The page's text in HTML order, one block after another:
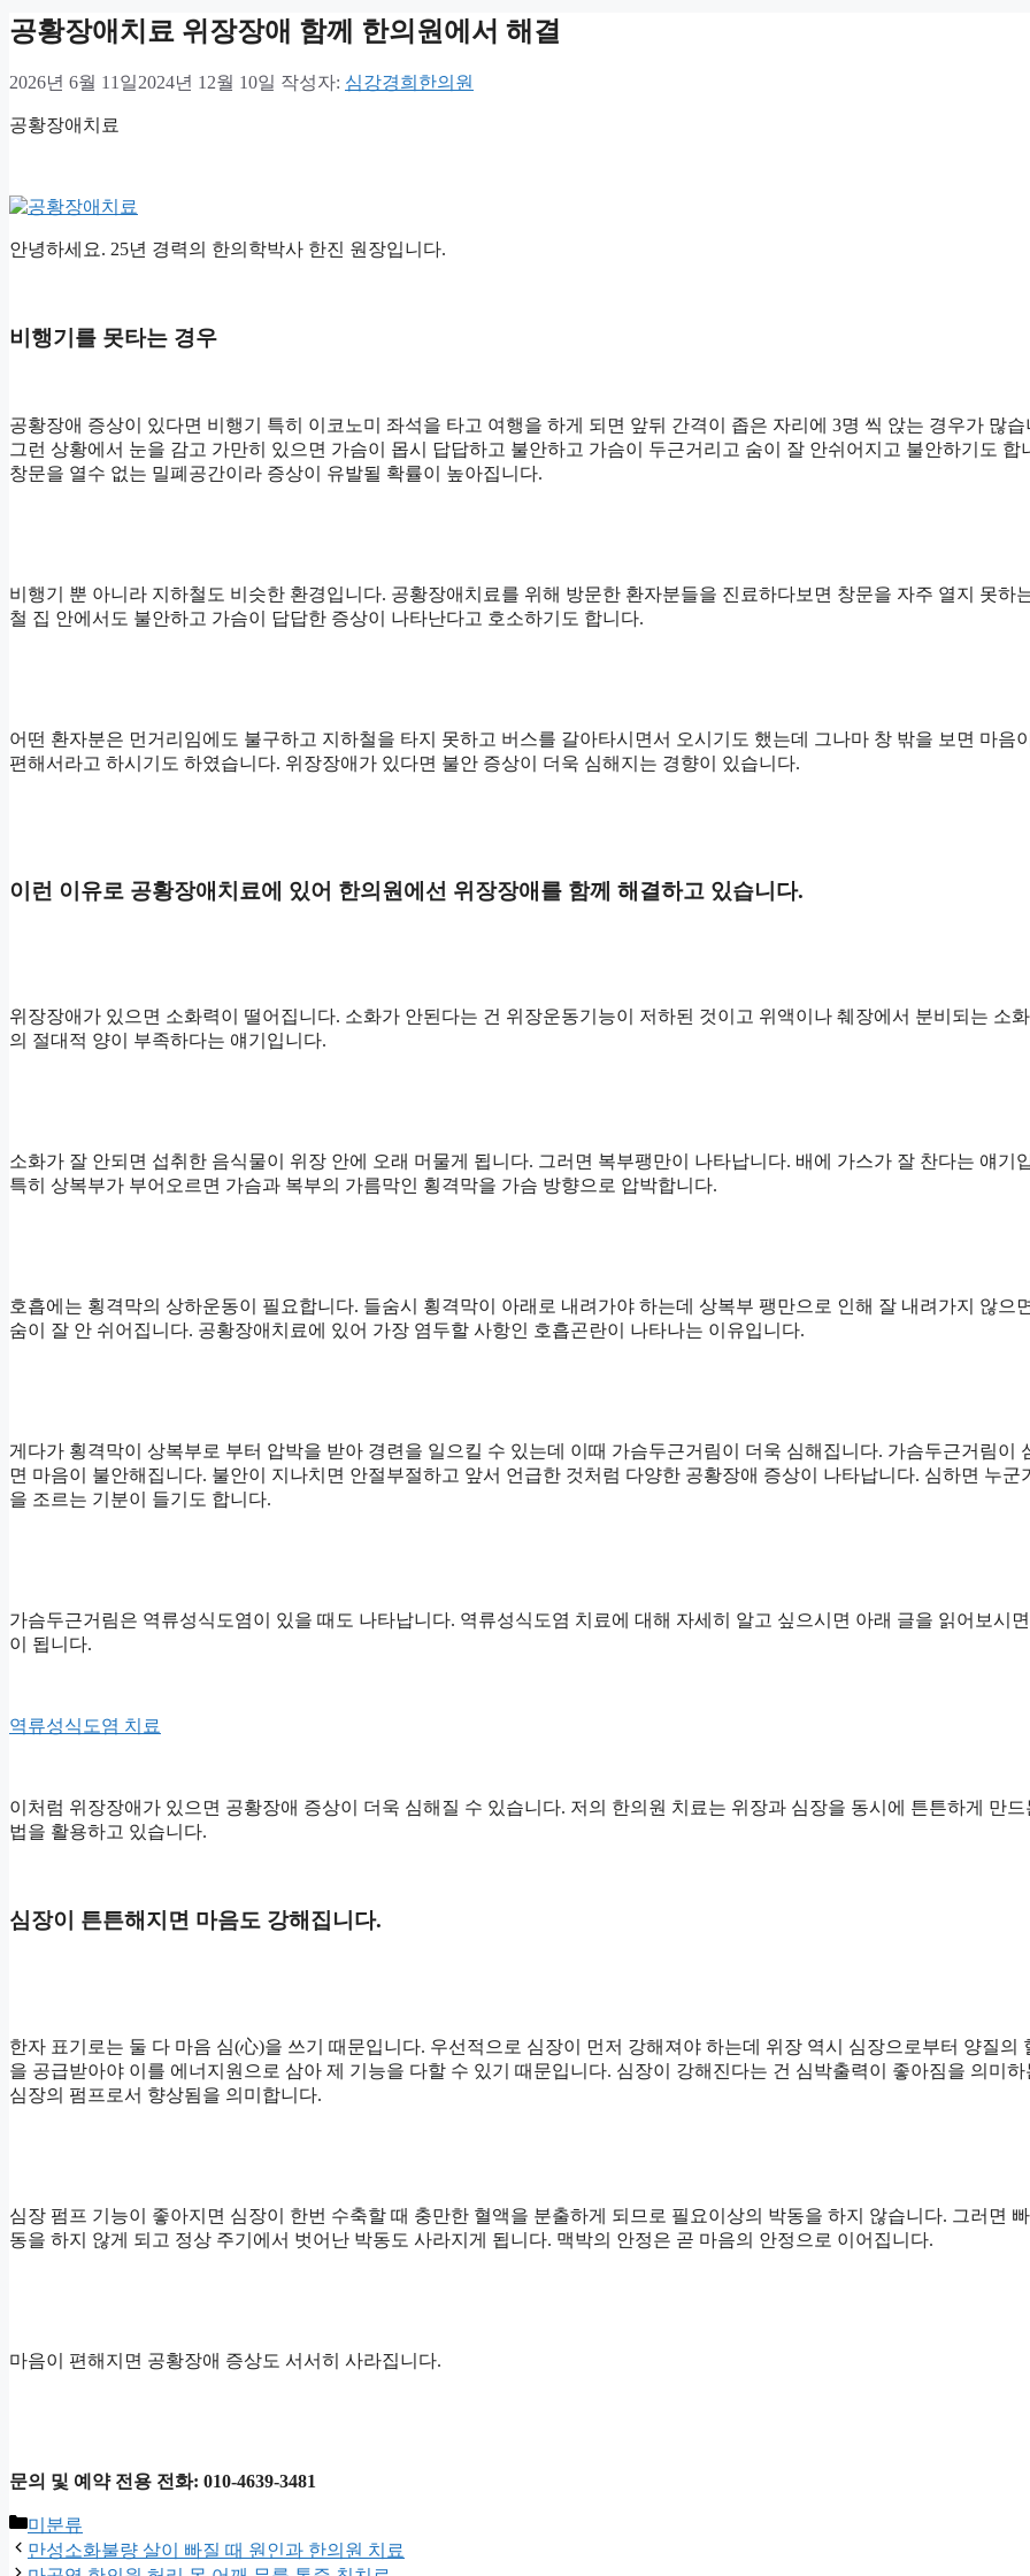
공황장애치료 위장장애 함께 한의원에서 해결
2026년 6월 11일2024년 12월 10일 작성자: 심강경희한의원
공황장애치료
안녕하세요. 25년 경력의 한의학박사 한진 원장입니다.
비행기를 못타는 경우
공황장애 증상이 있다면 비행기 특히 이코노미 좌석을 타고 여행을 하게 되면 앞뒤 간격이 좁은 자리에 3명 씩 앉는 경우가 많습
그런 상황에서 눈을 감고 가만히 있으면 가슴이 몹시 답답하고 불안하고 가슴이 두근거리고 숨이 잘 안쉬어지고 불안하기도 합
창문을 열수 없는 밀폐공간이라 증상이 유발될 확률이 높아집니다.
비행기 뿐 아니라 지하철도 비슷한 환경입니다. 공황장애치료를 위해 방문한 환자분들을 진료하다보면 창문을 자주 열지 못하
철 집 안에서도 불안하고 가슴이 답답한 증상이 나타난다고 호소하기도 합니다.
어떤 환자분은 먼거리임에도 불구하고 지하철을 타지 못하고 버스를 갈아타시면서 오시기도 했는데 그나마 창 밖을 보면 마음
편해서라고 하시기도 하였습니다. 위장장애가 있다면 불안 증상이 더욱 심해지는 경향이 있습니다.
이런 이유로 공황장애치료에 있어 한의원에선 위장장애를 함께 해결하고 있습니다.
위장장애가 있으면 소화력이 떨어집니다. 소화가 안된다는 건 위장운동기능이 저하된 것이고 위액이나 췌장에서 분비되는 소
의 절대적 양이 부족하다는 얘기입니다.
소화가 잘 안되면 섭취한 음식물이 위장 안에 오래 머물게 됩니다. 그러면 복부팽만이 나타납니다. 배에 가스가 잘 찬다는 얘기
특히 상복부가 부어오르면 가슴과 복부의 가름막인 횡격막을 가슴 방향으로 압박합니다.
호흡에는 횡격막의 상하운동이 필요합니다. 들숨시 횡격막이 아래로 내려가야 하는데 상복부 팽만으로 인해 잘 내려가지 않으
숨이 잘 안 쉬어집니다. 공황장애치료에 있어 가장 염두할 사항인 호흡곤란이 나타나는 이유입니다.
게다가 횡격막이 상복부로 부터 압박을 받아 경련을 일으킬 수 있는데 이때 가슴두근거림이 더욱 심해집니다. 가슴두근거림이
면 마음이 불안해집니다. 불안이 지나치면 안절부절하고 앞서 언급한 것처럼 다양한 공황장애 증상이 나타납니다. 심하면 누군
을 조르는 기분이 들기도 합니다.
가슴두근거림은 역류성식도염이 있을 때도 나타납니다. 역류성식도염 치료에 대해 자세히 알고 싶으시면 아래 글을 읽어보시
이 됩니다.
역류성식도염 치료
이처럼 위장장애가 있으면 공황장애 증상이 더욱 심해질 수 있습니다. 저의 한의원 치료는 위장과 심장을 동시에 튼튼하게 만드
법을 활용하고 있습니다.
심장이 튼튼해지면 마음도 강해집니다.
한자 표기로는 둘 다 마음 심(心)을 쓰기 때문입니다. 우선적으로 심장이 먼저 강해져야 하는데 위장 역시 심장으로부터 양질의
을 공급받아야 이를 에너지원으로 삼아 제 기능을 다할 수 있기 때문입니다. 심장이 강해진다는 건 심박출력이 좋아짐을 의미하
심장의 펌프로서 향상됨을 의미합니다.
심장 펌프 기능이 좋아지면 심장이 한번 수축할 때 충만한 혈액을 분출하게 되므로 필요이상의 박동을 하지 않습니다. 그러면
동을 하지 않게 되고 정상 주기에서 벗어난 박동도 사라지게 됩니다. 맥박의 안정은 곧 마음의 안정으로 이어집니다.
마음이 편해지면 공황장애 증상도 서서히 사라집니다.
문의 및 예약 전용 전화: 010-4639-3481
카
테
고
미분류
만성소화불량 살이 빠질 때 원인과 한의원 치료